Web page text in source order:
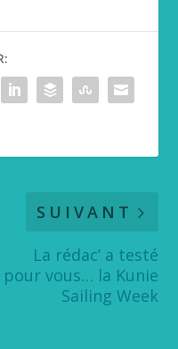
SUIVANT
La rédac’ a testé
pour vous… la Kunie
Sailing Week